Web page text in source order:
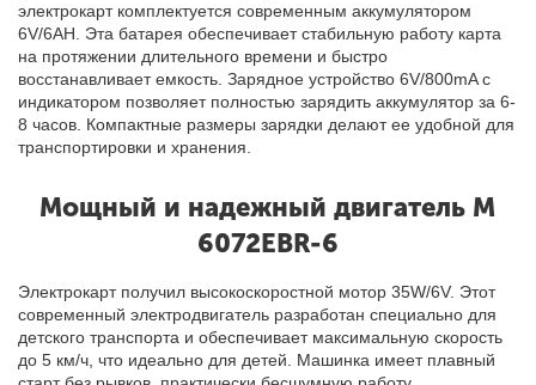
электрокарт комплектуется современным аккумулятором
6V/6AH. Эта батарея обеспечивает стабильную работу карта
на протяжении длительного времени и быстро
восстанавливает емкость. Зарядное устройство 6V/800mA с
индикатором позволяет полностью зарядить аккумулятор за 6-
8 часов. Компактные размеры зарядки делают ее удобной для
транспортировки и хранения.
Мощный и надежный двигатель M
6072EBR-6
Электрокарт получил высокоскоростной мотор 35W/6V. Этот
современный электродвигатель разработан специально для
детского транспорта и обеспечивает максимальную скорость
до 5 км/ч, что идеально для детей. Машинка имеет плавный